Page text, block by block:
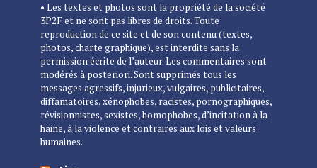
• Les textes et photos sont la propriété de la société
3P2F et ne sont pas libres de droits. Toute
reproduction de ce site et de son contenu (textes,
photos, charte graphique), est interdite sans la
permission écrite de l’auteur. Les commentaires sont
modérés à posteriori. Sont supprimés tous les
messages agressifs, injurieux, vulgaires, publicitaires,
diffamatoires, xénophobes, racistes, pornographiques,
révisionnistes, sexistes, homophobes, d’incitation à la
haine, à la violence et contraires aux lois et valeurs
humaines.